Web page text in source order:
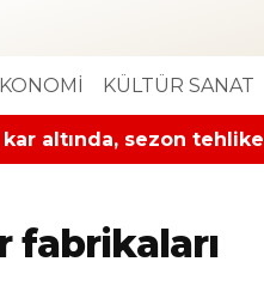
KÜLTÜR SANAT
kar altında, sezon
fabrikaları